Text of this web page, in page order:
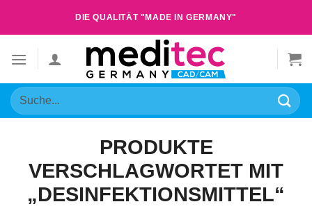
DIE QUALITÄT "MADE IN GERMANY"
Suche
nach:
PRODUKTE
VERSCHLAGWORTET MIT
„DESINFEKTIONSMITTEL“